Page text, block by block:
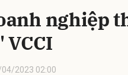
nghiệp
2023 02:00